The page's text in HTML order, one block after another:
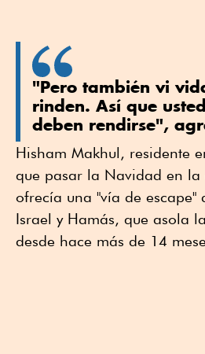
"Pero también vi
rinden. Así que
deben rendirse",
Hisham Makhul, residente
que pasar la Navidad en la
ofrecía una "vía de escape"
Israel y Hamás, que asola
desde hace más de 14